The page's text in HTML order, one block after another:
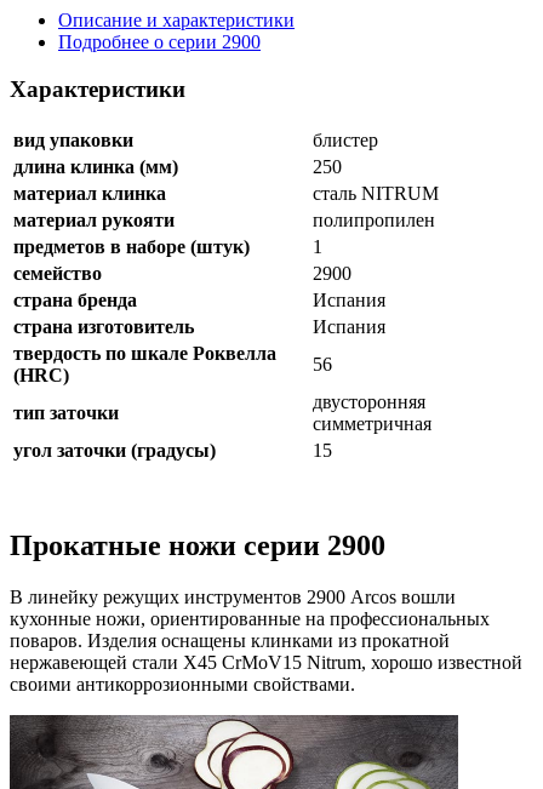
Описание и характеристики
Подробнее о серии 2900
Характеристики
вид упаковки
блистер
длина клинка (мм)
250
материал клинка
сталь NITRUM
материал рукояти
полипропилен
предметов в наборе (штук)
1
семейство
2900
страна бренда
Испания
страна изготовитель
Испания
твердость по шкале Роквелла
(HRC)
56
тип заточки
двусторонняя
симметричная
угол заточки (градусы)
15
Прокатные ножи серии 2900
В линейку режущих инструментов 2900 Arcos вошли
кухонные ножи, ориентированные на профессиональных
поваров. Изделия оснащены клинками из прокатной
нержавеющей стали X45 CrMoV15 Nitrum, хорошо известной
своими антикоррозионными свойствами.